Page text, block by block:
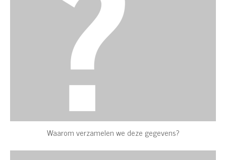
Waarom verzamelen we deze gegevens?